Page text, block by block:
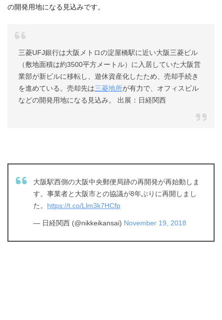
の開発用地になる見込みです。
三菱UFJ銀行は大阪メトロの淀屋橋駅に近い大阪三菱ビル
（敷地面積は約3500平方メートル）に入居していた大阪営
業部が新ビルに移転し、遊休資産化したため、売却手続き
を進めている。売却先は三菱地所が有力で、オフィスビル
などの開発用地になる見込み。 出展：日経関西
大阪駅西側の大阪中央郵便局跡の再開発が再始動しま
す。事業者と大阪市との協議が8年ぶりに再開しまし
た。 https://t.co/Llm3k7HCfp
— 日経関西 (@nikkeikansai) November 19, 2018